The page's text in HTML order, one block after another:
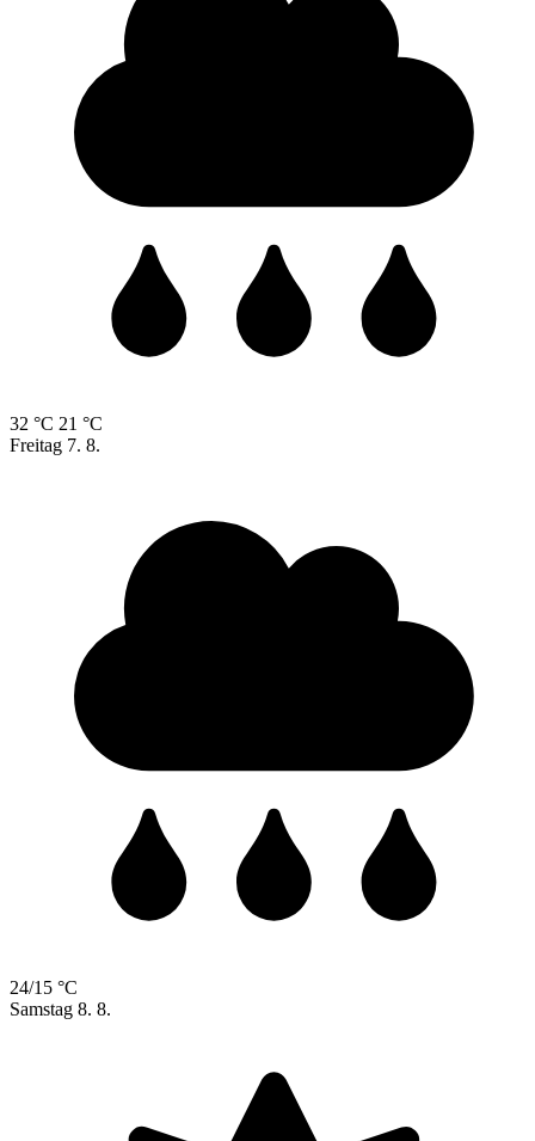
32 °C 21 °C
Freitag 7. 8.
24/15 °C
Samstag 8. 8.